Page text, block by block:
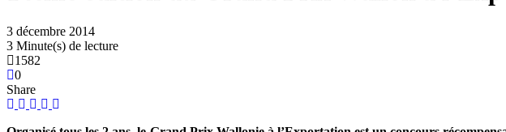
3 décembre 2014
3 Minute(s) de lecture
1582
0
Share